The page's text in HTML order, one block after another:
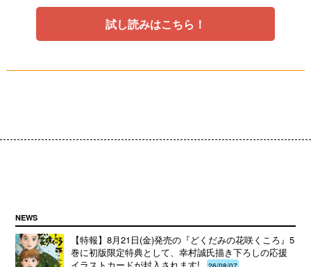
試し読みはこちら！
NEWS
【特報】8月21日(金)発売の『どくだみの花咲くころ』5
巻に初版限定特典として、幸村誠氏描き下ろしの応援